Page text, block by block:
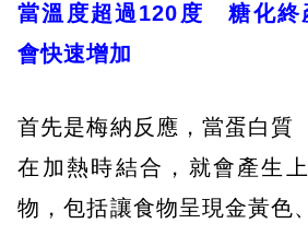
當溫度超過120度 糖化終
會快速增加
首先是梅納反應，當蛋白質
在加熱時結合，就會產生
物，包括讓食物呈現金黃色